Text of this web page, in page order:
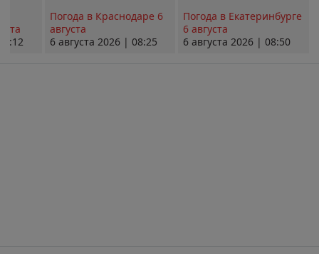
Погода в Краснодаре 6
августа
6 августа 2026 | 08:25
Погода в Екатеринбурге
6 августа
6 августа 2026 | 08:50